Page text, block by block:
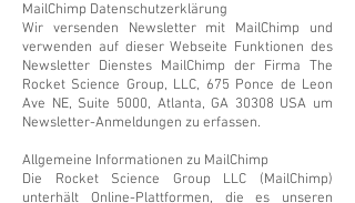
MailChimp Datenschutzerklärung
Wir versenden Newsletter mit MailChimp und
verwenden auf dieser Webseite Funktionen des
Newsletter Dienstes MailChimp der Firma The
Rocket Science Group, LLC, 675 Ponce de Leon
Ave NE, Suite 5000, Atlanta, GA 30308 USA um
Newsletter-Anmeldungen zu erfassen.
Allgemeine Informationen zu MailChimp
Die Rocket Science Group LLC (MailChimp)
unterhält Online-Plattformen, die es unseren